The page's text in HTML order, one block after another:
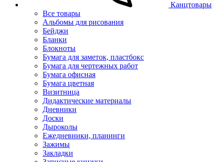
Канцтовары
Все товары
Альбомы для рисования
Бейджи
Бланки
Блокноты
Бумага для заметок, пластбокс
Бумага для чертежных работ
Бумага офисная
Бумага цветная
Визитница
Дидактические материалы
Дневники
Доски
Дыроколы
Ежедневники, планинги
Зажимы
Закладки